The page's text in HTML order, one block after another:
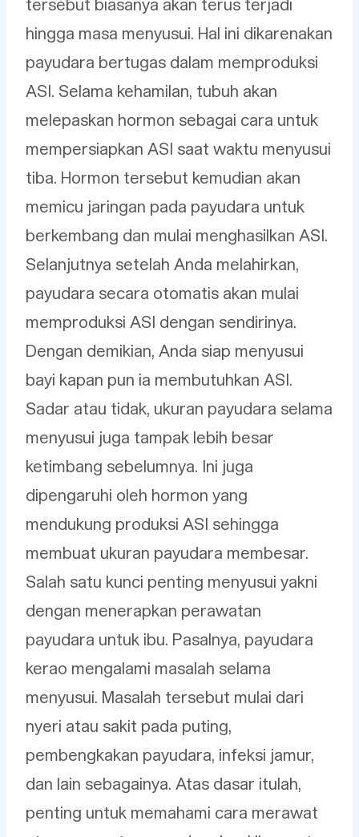
tersebut biasanya akan terus terjadi
hingga masa menyusui. Hal ini dikarenakan
payudara bertugas dalam memproduksi
ASI. Selama kehamilan, tubuh akan
melepaskan hormon sebagai cara untuk
mempersiapkan ASI saat waktu menyusui
tiba. Hormon tersebut kemudian akan
memicu jaringan pada payudara untuk
berkembang dan mulai menghasilkan ASI.
Selanjutnya setelah Anda melahirkan,
payudara secara otomatis akan mulai
memproduksi ASI dengan sendirinya.
Dengan demikian, Anda siap menyusui
bayi kapan pun ia membutuhkan ASI.
Sadar atau tidak, ukuran payudara selama
menyusui juga tampak lebih besar
ketimbang sebelumnya. Ini juga
dipengaruhi oleh hormon yang
mendukung produksi ASI sehingga
membuat ukuran payudara membesar.
Salah satu kunci penting menyusui yakni
dengan menerapkan perawatan
payudara untuk ibu. Pasalnya, payudara
kerao mengalami masalah selama
menyusui. Masalah tersebut mulai dari
nyeri atau sakit pada puting,
pembengkakan payudara, infeksi jamur,
dan lain sebagainya. Atas dasar itulah,
penting untuk memahami cara merawat